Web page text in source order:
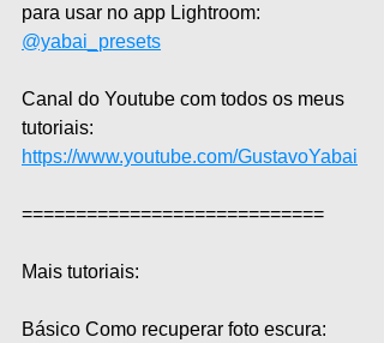
para usar no app Lightroom:
@yabai_presets
Canal do Youtube com todos os meus
tutoriais:
https://www.youtube.com/GustavoYabai
============================
Mais tutoriais:
Básico Como recuperar foto escura: